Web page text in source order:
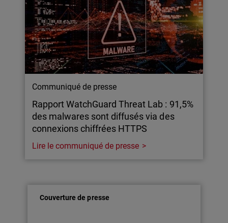
Communiqué de presse
Rapport WatchGuard Threat Lab : 91,5%
des malwares sont diffusés via des
connexions chiffrées HTTPS
Lire le communiqué de presse
Couverture de presse